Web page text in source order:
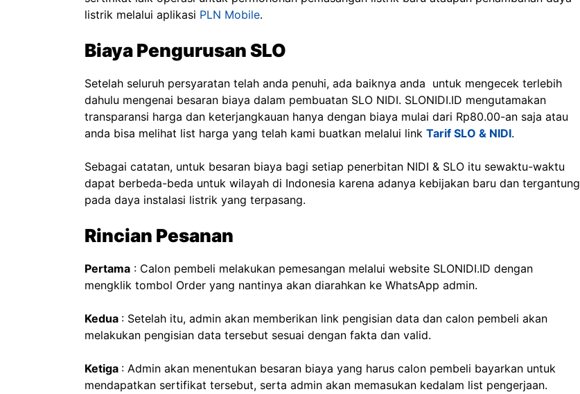
listrik melalui aplikasi PLN Mobile.
Biaya Pengurusan SLO
Setelah seluruh persyaratan telah anda penuhi, ada baiknya anda untuk mengecek terlebih
dahulu mengenai besaran biaya dalam pembuatan SLO NIDI. SLONIDI.ID mengutamakan
transparansi harga dan keterjangkauan hanya dengan biaya mulai dari Rp80.00-an saja atau
anda bisa melihat list harga yang telah kami buatkan melalui link Tarif SLO & NIDI.
Sebagai catatan, untuk besaran biaya bagi setiap penerbitan NIDI & SLO itu sewaktu-waktu
dapat berbeda-beda untuk wilayah di Indonesia karena adanya kebijakan baru dan tergantung
pada daya instalasi listrik yang terpasang.
Rincian Pesanan
Pertama : Calon pembeli melakukan pemesangan melalui website SLONIDI.ID dengan
mengklik tombol Order yang nantinya akan diarahkan ke WhatsApp admin.
Kedua : Setelah itu, admin akan memberikan link pengisian data dan calon pembeli akan
melakukan pengisian data tersebut sesuai dengan fakta dan valid.
Ketiga : Admin akan menentukan besaran biaya yang harus calon pembeli bayarkan untuk
mendapatkan sertifikat tersebut, serta admin akan memasukan kedalam list pengerjaan.